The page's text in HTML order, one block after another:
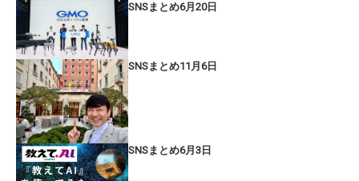
SNSまとめ6月20日
SNSまとめ11月6日
SNSまとめ6月3日